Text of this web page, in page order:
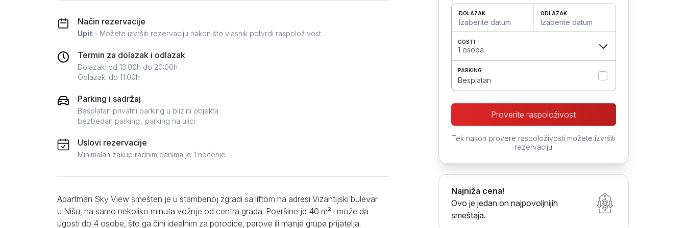
Način rezervacije
Upit - Možete izvršiti rezervaciju nakon što vlasnik potvrdi raspoloživost.
Termin za dolazak i odlazak
Dolazak: od 13:00h do 20:00h
Odlazak: do 11:00h
Parking i sadržaj
Besplatan privatni parking u blizini objekta
bezbedan parking parking na ulici
Uslovi rezervacije
Minimalan zakup radnim danima je 1 noćenje
Apartman Sky View smešten je u stambenoj zgradi sa liftom na adresi Vizantijski bulevar
u Nišu, na samo nekoliko minuta vožnje od centra grada. Površine je 40 m² i može da
ugosti do 4 osobe, što ga čini idealnim za porodice, parove ili manje grupe prijatelja.
DOLAZAK
Izaberite datum
ODLAZAK
Izaberite datum
GOSTI
1 osoba
PARKING
Besplatan
Proverite raspoloživost
Tek nakon provere raspoloživosti možete izvršiti
rezervaciju
Najniža cena!
Ovo je jedan on najpovoljnijih
smeštaja.